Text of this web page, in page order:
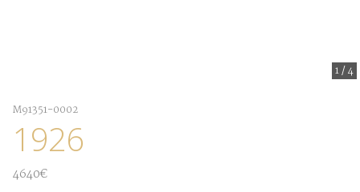
1/4
M91351-0002
1926
4640€